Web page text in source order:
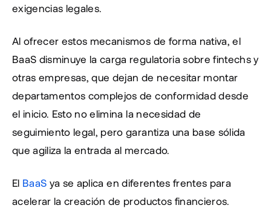
exigencias legales.
Al ofrecer estos mecanismos de forma nativa, el
BaaS disminuye la carga regulatoria sobre fintechs y
otras empresas, que dejan de necesitar montar
departamentos complejos de conformidad desde
el inicio. Esto no elimina la necesidad de
seguimiento legal, pero garantiza una base sólida
que agiliza la entrada al mercado.
El BaaS ya se aplica en diferentes frentes para
acelerar la creación de productos financieros.